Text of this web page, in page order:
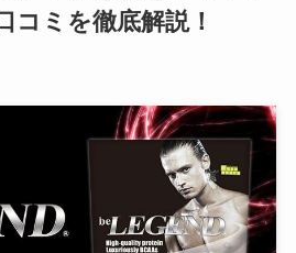
コミを徹底解説！